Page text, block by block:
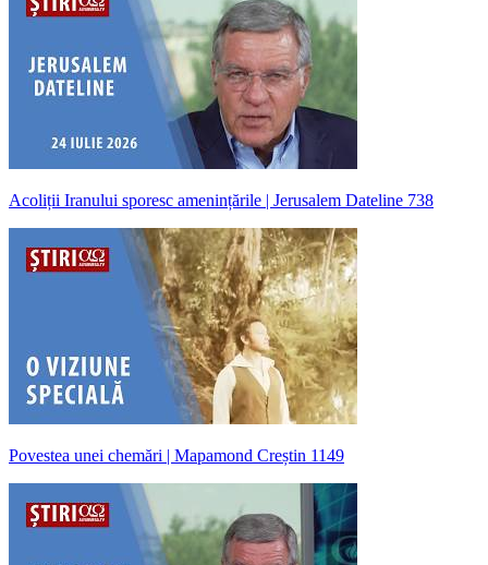
Acoliții Iranului sporesc amenințările | Jerusalem Dateline 738
Povestea unei chemări | Mapamond Creștin 1149